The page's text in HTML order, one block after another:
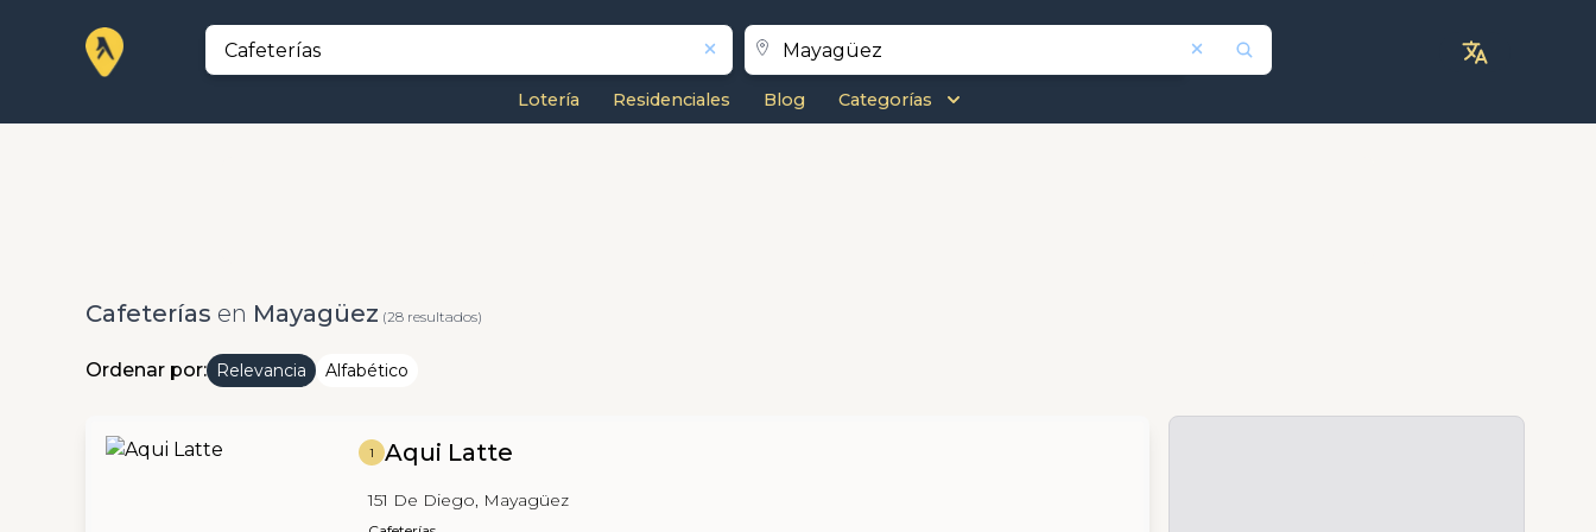
Lotería Residenciales Blog Categorías
Cafeterías en Mayagüez (28 resultados)
Ordenar por: Relevancia Alfabético
1 Aqui Latte
151 De Diego, Mayagüez